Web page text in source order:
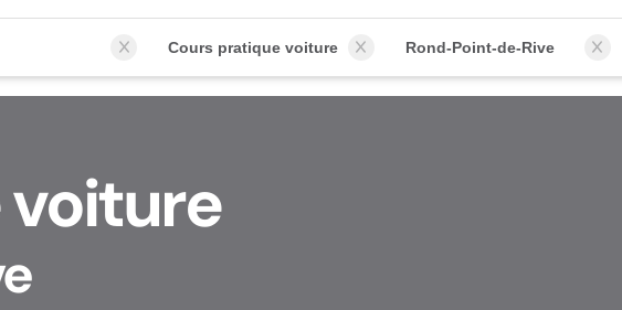
Cours pratique voiture Rond-Point-de-Rive